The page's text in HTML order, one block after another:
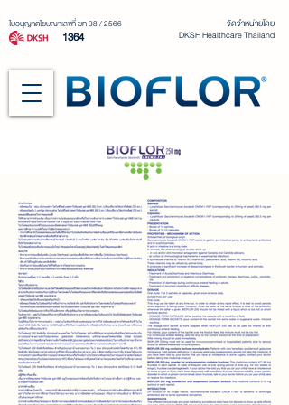
จัดจำหน่ายโดย
DKSH Healthcare Thailand
1364
ใบอนุญาตโฆษณาเลขที่ ฆท 98 / 2566